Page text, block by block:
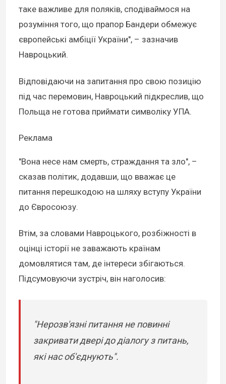
таке важливе для поляків, сподіваймося на
розуміння того, що прапор Бандери обмежує
європейські амбіції України", – зазначив
Навроцький.
Відповідаючи на запитання про свою позицію
під час перемовин, Навроцький підкреслив, що
Польща не готова приймати символіку УПА.
Реклама
"Вона несе нам смерть, страждання та зло", –
сказав політик, додавши, що вважає це
питання перешкодою на шляху вступу України
до Євросоюзу.
Втім, за словами Навроцького, розбіжності в
оцінці історії не заважають країнам
домовлятися там, де інтереси збігаються.
Підсумовуючи зустріч, він наголосив:
"Нерозв'язні питання не повинні
закривати двері до діалогу з питань,
які нас об'єднують".